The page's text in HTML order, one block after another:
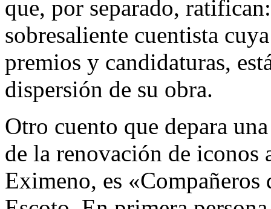
que, por separado,
sobresaliente cuentista
premios y candidaturas,
dispersión de su obra.
Otro cuento que depara
de la renovación de
Eximeno, es